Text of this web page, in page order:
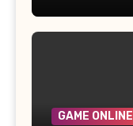
GAME ONLINE